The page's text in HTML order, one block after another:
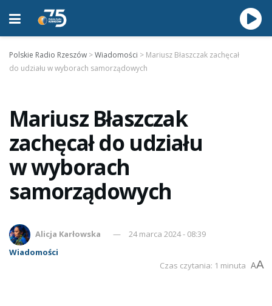
Polskie Radio Rzeszów >Wiadomości > Mariusz Błaszczak zachęcał
do udziału w wyborach samorządowych
Mariusz Błaszczak
zachęcał do udziału
w wyborach
samorządowych
Alicja Karłowska
24 marca 2024 - 08:39
Wiadomości
Czas czytania: 1 minuta AA